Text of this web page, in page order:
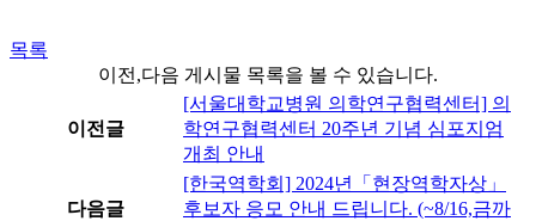
목록
이전,다음 게시물 목록을 볼 수 있습니다.
이전글
[서울대학교병원 의학연구협력센터] 의
학연구협력센터 20주년 기념 심포지엄
개최 안내
다음글
[한국역학회] 2024년「현장역학자상」
후보자 응모 안내 드립니다. (~8/16,금까